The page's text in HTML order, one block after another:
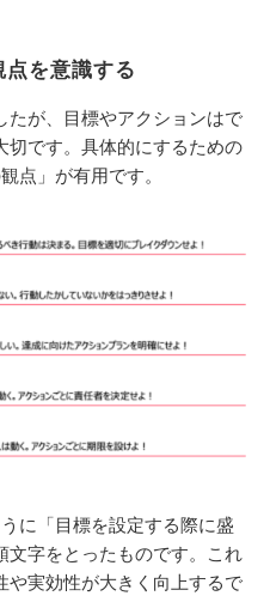
を意識する
たが、目標やアクションはで
切です。具体的にするための
点」が有用です。
に「目標を設定する際に盛
文字をとったものです。これ
や実効性が大きく向上するで